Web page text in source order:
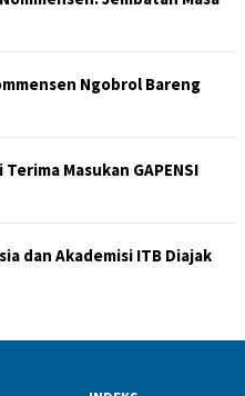
Ngobrol Bareng
Masukan GAPENSI
dan Akademisi ITB Diajak